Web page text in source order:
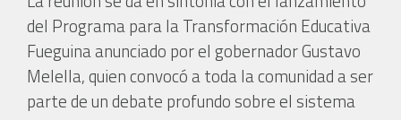
del Programa para la Transformación Educativa
Fueguina anunciado por el gobernador Gustavo
Melella, quien convocó a toda la comunidad a ser
parte de un debate profundo sobre el sistema